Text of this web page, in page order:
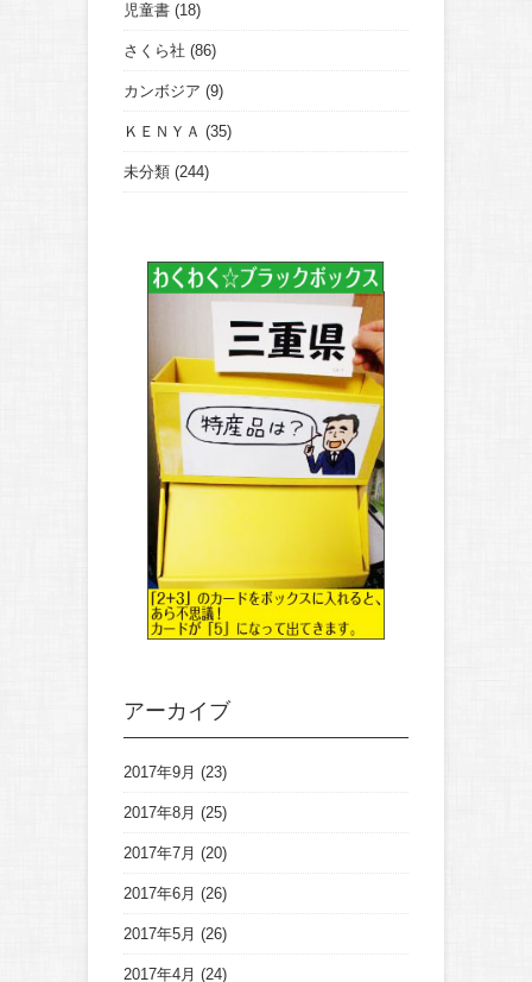
児童書 (18)
さくら社 (86)
カンボジア (9)
ＫＥＮＹＡ (35)
未分類 (244)
アーカイブ
2017年9月 (23)
2017年8月 (25)
2017年7月 (20)
2017年6月 (26)
2017年5月 (26)
2017年4月 (24)